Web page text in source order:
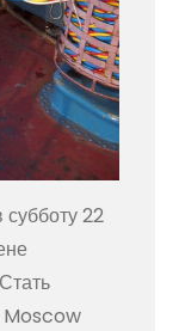
субботу 22
Moscow